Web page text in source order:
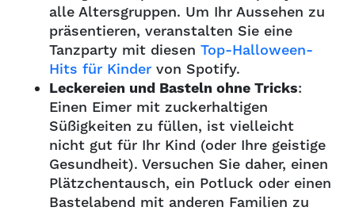
alle Altersgruppen. Um Ihr Aussehen zu
präsentieren, veranstalten Sie eine
Tanzparty mit diesen Top-Halloween-
Hits für Kinder von Spotify.
Leckereien und Basteln ohne Tricks:
Einen Eimer mit zuckerhaltigen
Süßigkeiten zu füllen, ist vielleicht
nicht gut für Ihr Kind (oder Ihre geistige
Gesundheit). Versuchen Sie daher, einen
Plätzchentausch, ein Potluck oder einen
Bastelabend mit anderen Familien zu